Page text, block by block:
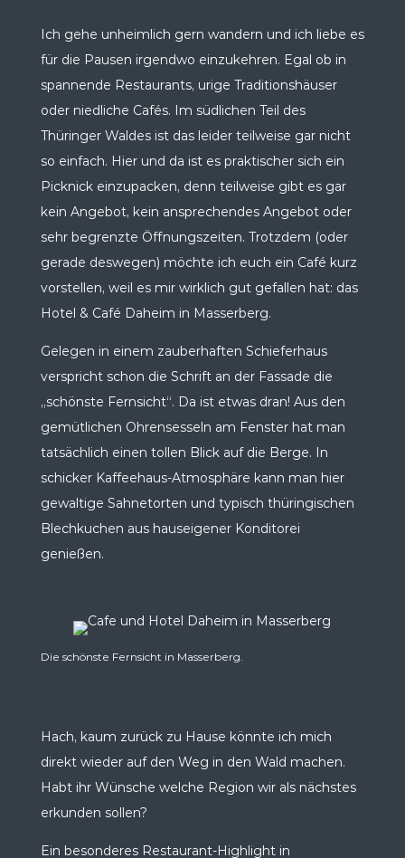
Ich gehe unheimlich gern wandern und ich liebe es
für die Pausen irgendwo einzukehren. Egal ob in
spannende Restaurants, urige Traditionshäuser
oder niedliche Cafés. Im südlichen Teil des
Thüringer Waldes ist das leider teilweise gar nicht
so einfach. Hier und da ist es praktischer sich ein
Picknick einzupacken, denn teilweise gibt es gar
kein Angebot, kein ansprechendes Angebot oder
sehr begrenzte Öffnungszeiten. Trotzdem (oder
gerade deswegen) möchte ich euch ein Café kurz
vorstellen, weil es mir wirklich gut gefallen hat: das
Hotel & Café Daheim in Masserberg.
Gelegen in einem zauberhaften Schieferhaus
verspricht schon die Schrift an der Fassade die
„schönste Fernsicht“. Da ist etwas dran! Aus den
gemütlichen Ohrensesseln am Fenster hat man
tatsächlich einen tollen Blick auf die Berge. In
schicker Kaffeehaus-Atmosphäre kann man hier
gewaltige Sahnetorten und typisch thüringischen
Blechkuchen aus hauseigener Konditorei
genießen.
Die schönste Fernsicht in Masserberg.
Hach, kaum zurück zu Hause könnte ich mich
direkt wieder auf den Weg in den Wald machen.
Habt ihr Wünsche welche Region wir als nächstes
erkunden sollen?
Ein besonderes Restaurant-Highlight in